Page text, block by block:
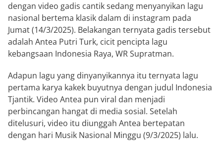
dengan video gadis cantik sedang menyanyikan lagu
nasional bertema klasik dalam di instagram pada
Jumat (14/3/2025). Belakangan ternyata gadis tersebut
adalah Antea Putri Turk, cicit pencipta lagu
kebangsaan Indonesia Raya, WR Supratman.
Adapun lagu yang dinyanyikannya itu ternyata lagu
pertama karya kakek buyutnya dengan judul Indonesia
Tjantik. Video Antea pun viral dan menjadi
perbincangan hangat di media sosial. Setelah
ditelusuri, video itu diunggah Antea bertepatan
dengan hari Musik Nasional Minggu (9/3/2025) lalu.